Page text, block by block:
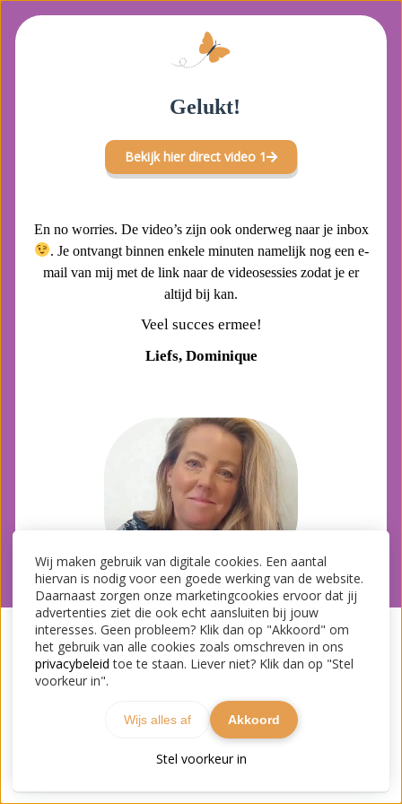
Gelukt!
Bekijk hier direct video 1
En no worries. De video’s zijn ook onderweg naar je inbox
. Je ontvangt binnen enkele minuten namelijk nog een e-
mail van mij met de link naar de videosessies zodat je er
altijd bij kan.
Veel succes ermee!
Liefs, Dominique
Wij maken gebruik van digitale cookies. Een aantal
hiervan is nodig voor een goede werking van de website.
Daarnaast zorgen onze marketingcookies ervoor dat jij
advertenties ziet die ook echt aansluiten bij jouw
interesses. Geen probleem? Klik dan op "Akkoord" om
het gebruik van alle cookies zoals omschreven in ons
privacybeleid toe te staan. Liever niet? Klik dan op "Stel
voorkeur in".
Stel voorkeur in
Wijs alles af Akkoord